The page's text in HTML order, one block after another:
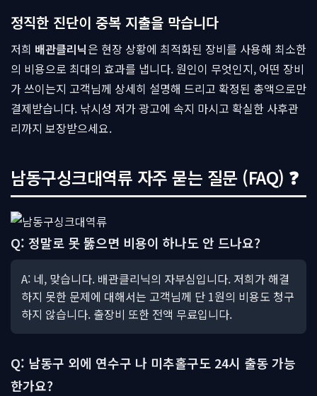
정직한 진단이 중복 지출을 막습니다
저희 배관클리닉은 현장 상황에 최적화된 장비를 사용해 최소한
의 비용으로 최대의 효과를 냅니다. 원인이 무엇인지, 어떤 장비
가 쓰이는지 고객님께 상세히 설명해 드리고 확정된 총액으로만
결제받습니다. 낚시성 저가 광고에 속지 마시고 확실한 사후관
리까지 보장받으세요.
남동구싱크대역류 자주 묻는 질문 (FAQ) ❓
Q: 정말로 못 뚫으면 비용이 하나도 안 드나요?
A: 네, 맞습니다. 배관클리닉의 자부심입니다. 저희가 해결
하지 못한 문제에 대해서는 고객님께 단 1원의 비용도 청구
하지 않습니다. 출장비 또한 전액 무료입니다.
Q: 남동구 외에 연수구 나 미추홀구도 24시 출동 가능
한가요?